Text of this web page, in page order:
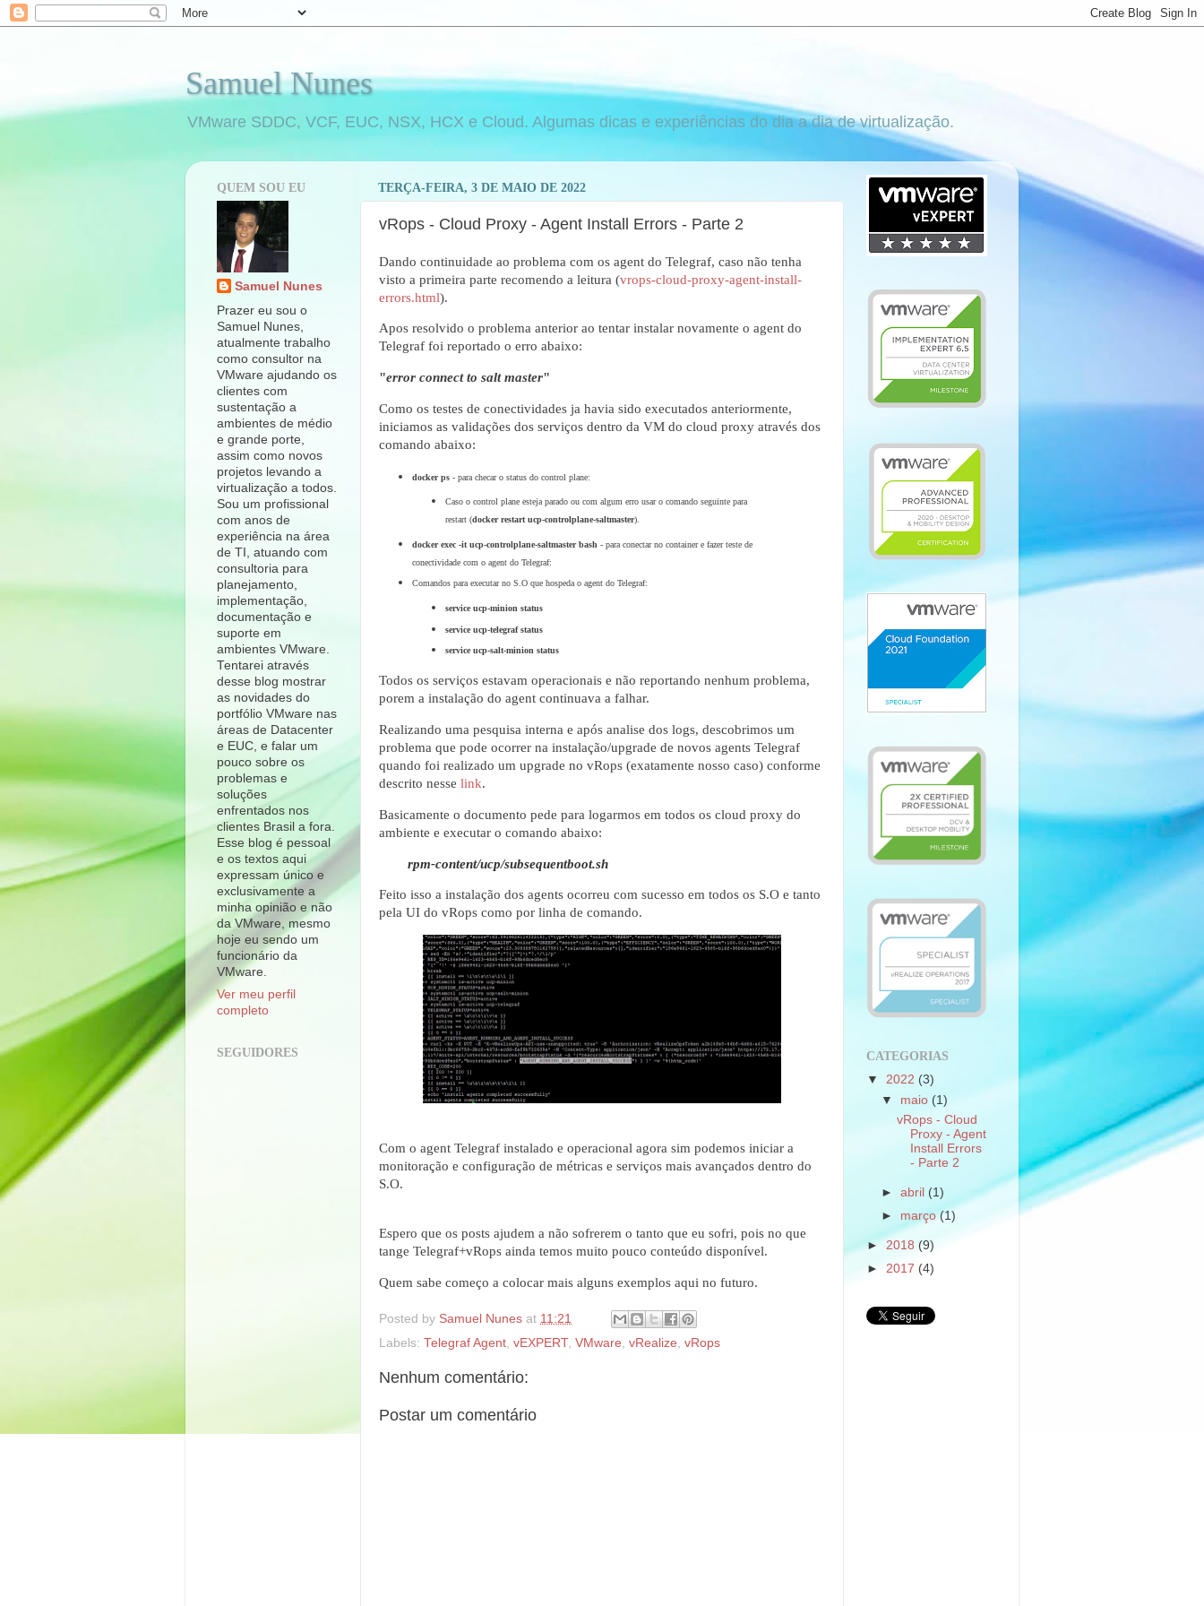
Samuel Nunes
VMware SDDC, VCF, EUC, NSX, HCX e Cloud. Algumas dicas e experiências do dia a dia de virtualização.
TERÇA-FEIRA, 3 DE MAIO DE 2022
vRops - Cloud Proxy - Agent Install Errors - Parte 2
Dando continuidade ao problema com os agent do Telegraf, caso não tenha
visto a primeira parte recomendo a leitura (vrops-cloud-proxy-agent-install-
errors.html).
Apos resolvido o problema anterior ao tentar instalar novamente o agent do
Telegraf foi reportado o erro abaixo:
"error connect to salt master"
Como os testes de conectividades ja havia sido executados anteriormente,
iniciamos as validações dos serviços dentro da VM do cloud proxy através dos
comando abaixo:
docker ps - para checar o status do control plane:
Caso o control plane esteja parado ou com algum erro usar o comando seguinte para
restart (docker restart ucp-controlplane-saltmaster).
docker exec -it ucp-controlplane-saltmaster bash - para conectar no container e fazer teste de
conectividade com o agent do Telegraf:
Comandos para executar no S.O que hospeda o agent do Telegraf:
service ucp-minion status
service ucp-telegraf status
service ucp-salt-minion status
Todos os serviços estavam operacionais e não reportando nenhum problema,
porem a instalação do agent continuava a falhar.
Realizando uma pesquisa interna e após analise dos logs, descobrimos um
problema que pode ocorrer na instalação/upgrade de novos agents Telegraf
quando foi realizado um upgrade no vRops (exatamente nosso caso) conforme
descrito nesse link.
Basicamente o documento pede para logarmos em todos os cloud proxy do
ambiente e executar o comando abaixo:
rpm-content/ucp/subsequentboot.sh
Feito isso a instalação dos agents ocorreu com sucesso em todos os S.O e tanto
pela UI do vRops como por linha de comando.
Com o agent Telegraf instalado e operacional agora sim podemos iniciar a
monitoração e configuração de métricas e serviços mais avançados dentro do
S.O.
Espero que os posts ajudem a não sofrerem o tanto que eu sofri, pois no que
tange Telegraf+vRops ainda temos muito pouco conteúdo disponível.
Quem sabe começo a colocar mais alguns exemplos aqui no futuro.
Posted by Samuel Nunes at 11:21
Labels: Telegraf Agent, vEXPERT, VMware, vRealize, vRops
Nenhum comentário:
Postar um comentário
QUEM SOU EU
Samuel Nunes
Prazer eu sou o
Samuel Nunes,
atualmente trabalho
como consultor na
VMware ajudando os
clientes com
sustentação a
ambientes de médio
e grande porte,
assim como novos
projetos levando a
virtualização a todos.
Sou um profissional
com anos de
experiência na área
de TI, atuando com
consultoria para
planejamento,
implementação,
documentação e
suporte em
ambientes VMware.
Tentarei através
desse blog mostrar
as novidades do
portfólio VMware nas
áreas de Datacenter
e EUC, e falar um
pouco sobre os
problemas e
soluções
enfrentados nos
clientes Brasil a fora.
Esse blog é pessoal
e os textos aqui
expressam único e
exclusivamente a
minha opinião e não
da VMware, mesmo
hoje eu sendo um
funcionário da
VMware.
Ver meu perfil
completo
SEGUIDORES
CATEGORIAS
▼ 2022 (3)
▼ maio (1)
vRops - Cloud
Proxy - Agent
Install Errors
- Parte 2
►abril (1)
► março(1)
► 2018 (9)
► 2017 (4)